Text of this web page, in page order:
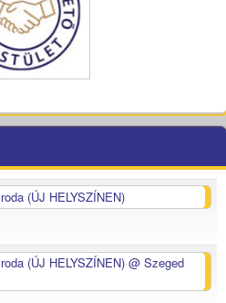
(ÚJ HELYSZÍNEN)
(ÚJ HELYSZÍNEN) @ Szeged